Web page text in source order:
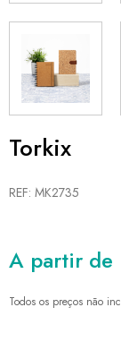
Torkix
REF: MK2735
A partir de
Todos os preços não